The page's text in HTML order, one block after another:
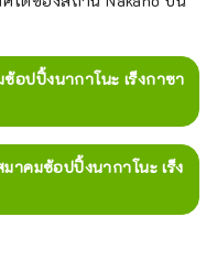
อปปิ้งนากาโนะ เร็งกาซา
าคมช้อปปิ้งนากาโนะ เร็ง